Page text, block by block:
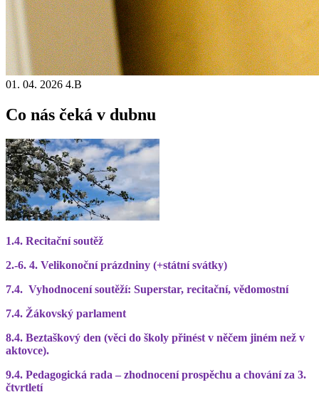
01. 04. 2026 4.B
Co nás čeká v dubnu
1.4. Recitační soutěž
2.-6. 4. Velikonoční prázdniny (+státní svátky)
7.4. Vyhodnocení soutěží: Superstar, recitační, vědomostní
7.4. Žákovský parlament
8.4. Beztaškový den (věci do školy přinést v něčem jiném než v
aktovce).
9.4. Pedagogická rada – zhodnocení prospěchu a chování za 3.
čtvrtletí